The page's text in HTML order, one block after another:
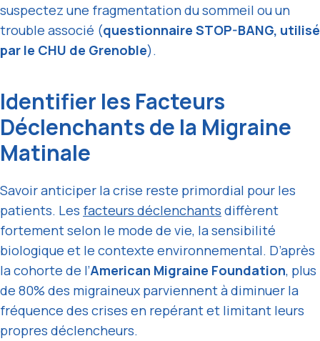
suspectez une fragmentation du sommeil ou un
trouble associé (questionnaire STOP-BANG, utilisé
par le CHU de Grenoble).
Identifier les Facteurs
Déclenchants de la Migraine
Matinale
Savoir anticiper la crise reste primordial pour les
patients. Les facteurs déclenchants diffèrent
fortement selon le mode de vie, la sensibilité
biologique et le contexte environnemental. D’après
la cohorte de l’American Migraine Foundation, plus
de 80% des migraineux parviennent à diminuer la
fréquence des crises en repérant et limitant leurs
propres déclencheurs.